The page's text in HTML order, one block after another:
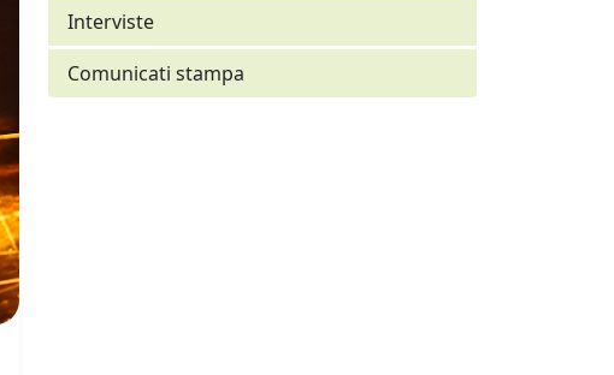
Interviste
Comunicati stampa